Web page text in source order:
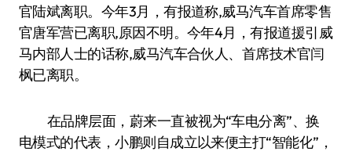
官陆斌离职。今年3月，有报道称,威马汽车首席零售
官唐军营已离职,原因不明。今年4月，有报道援引威
马内部人士的话称,威马汽车合伙人、首席技术官闫
枫已离职。
在品牌层面，蔚来一直被视为“车电分离”、换
电模式的代表，小鹏则自成立以来便主打“智能化”，